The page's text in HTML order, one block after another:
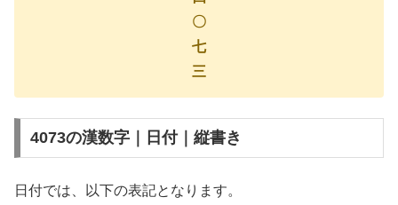
〇
七
三
4073の漢数字｜日付｜縦書き
日付では、以下の表記となります。